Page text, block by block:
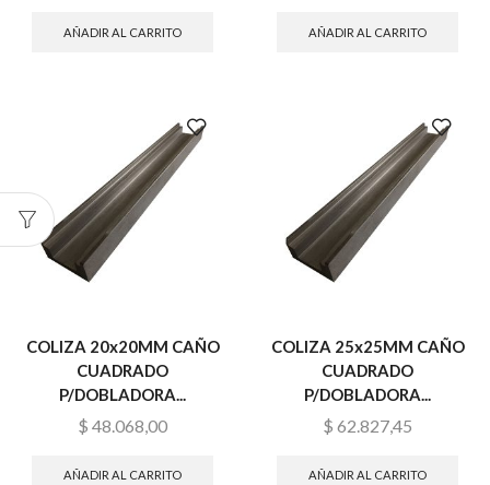
AÑADIR AL CARRITO AÑADIR AL CARRITO
COLIZA 20x20MM CAÑO
CUADRADO
P/DOBLADORA...
$ 48.068,00
AÑADIR AL CARRITO
COLIZA 25x25MM CAÑO
CUADRADO
P/DOBLADORA...
$ 62.827,45
AÑADIR AL CARRITO